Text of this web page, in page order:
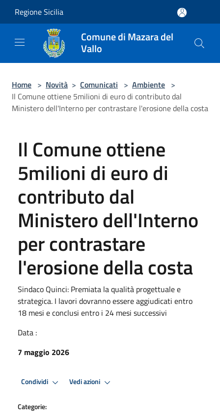
Regione Sicilia
Comune di Mazara del
Vallo
Home > Novità > Comunicati > Ambiente >
Il Comune ottiene 5milioni di euro di contributo dal
Ministero dell'Interno per contrastare l'erosione della costa
Il Comune ottiene
5milioni di euro di
contributo dal
Ministero dell'Interno
per contrastare
l'erosione della costa
Sindaco Quinci: Premiata la qualità progettuale e
strategica. I lavori dovranno essere aggiudicati entro
18 mesi e conclusi entro i 24 mesi successivi
Data :
7 maggio 2026
Condividi Vedi azioni
Categorie: